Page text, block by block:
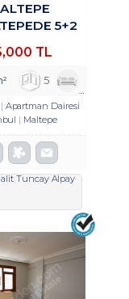
5+2
TL
5
Apartman Dairesi
Maltepe
Tuncay Alpay